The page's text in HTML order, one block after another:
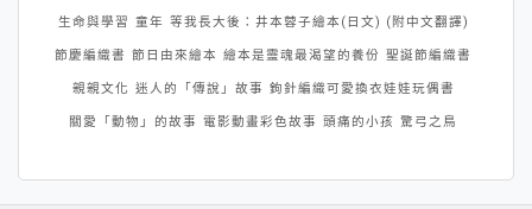
生命與學習 童年 等我長大後：井本蓉子繪本(日文) (附中文翻譯)
節慶編織書 節日由來繪本 繪本是靈魂最渴望的養份 聖誕節編織書
親親文化 迷人的「傳說」故事 鉤針編織可愛換衣娃娃玩偶書
關愛「動物」的故事 電影動畫彩色故事 頭痛的小孩 驚弓之鳥